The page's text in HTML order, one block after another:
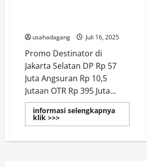
usahadagang Juli 16, 2025
Promo Destinator di
Jakarta Selatan DP Rp 57
Juta Angsuran Rp 10,5
Jutaan OTR Rp 395 Juta...
informasi selengkapnya
klik >>>Read
more
Kredit